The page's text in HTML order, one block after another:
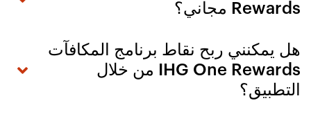
Rewards مجاني؟
هل يمكنني ربح نقاط برنامج المكافآت
IHG One Rewards من خلال
التطبيق؟